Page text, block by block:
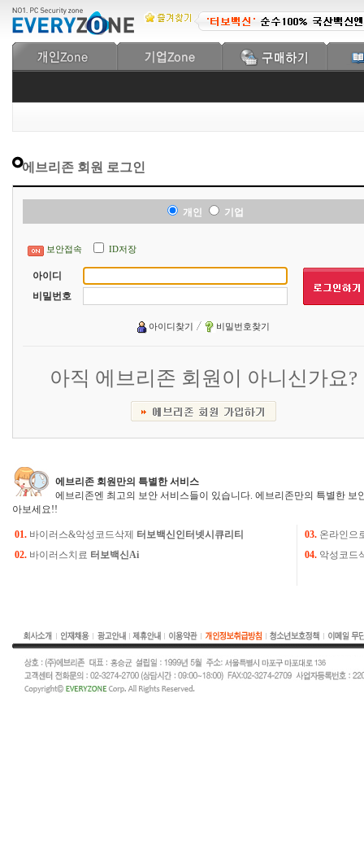
에브리존 회원 로그인
개인 기업
보안접속 ID저장
아이디
비밀번호
아이디찾기 비밀번호찾기
아직 에브리존 회원이 아니신가요?
에브리존 회원만의 특별한 서비스
에브리존엔 최고의 보안 서비스들이 있습니다. 에브리존만의 특별한 보
아보세요!!
01. 바이러스&악성코드삭제 터보백신인터넷시큐리티 03. 온라인으
02. 바이러스치료 터보백신Ai 04. 악성코드